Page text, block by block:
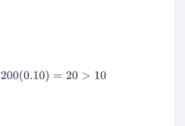
p=200(0.10) =20>10